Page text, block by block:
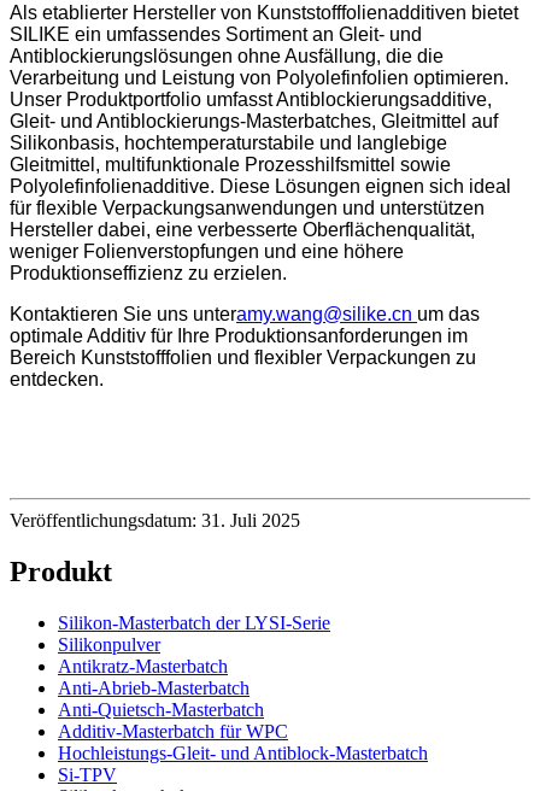
Als etablierter Hersteller von Kunststofffolienadditiven bietet
SILIKE ein umfassendes Sortiment an Gleit- und
Antiblockierungslösungen ohne Ausfällung, die die
Verarbeitung und Leistung von Polyolefinfolien optimieren.
Unser Produktportfolio umfasst Antiblockierungsadditive,
Gleit- und Antiblockierungs-Masterbatches, Gleitmittel auf
Silikonbasis, hochtemperaturstabile und langlebige
Gleitmittel, multifunktionale Prozesshilfsmittel sowie
Polyolefinfolienadditive. Diese Lösungen eignen sich ideal
für flexible Verpackungsanwendungen und unterstützen
Hersteller dabei, eine verbesserte Oberflächenqualität,
weniger Folienverstopfungen und eine höhere
Produktionseffizienz zu erzielen.
Kontaktieren Sie uns unteramy.wang@silike.cn um das
optimale Additiv für Ihre Produktionsanforderungen im
Bereich Kunststofffolien und flexibler Verpackungen zu
entdecken.
Veröffentlichungsdatum: 31. Juli 2025
Produkt
Silikon-Masterbatch der LYSI-Serie
Silikonpulver
Antikratz-Masterbatch
Anti-Abrieb-Masterbatch
Anti-Quietsch-Masterbatch
Additiv-Masterbatch für WPC
Hochleistungs-Gleit- und Antiblock-Masterbatch
Si-TPV